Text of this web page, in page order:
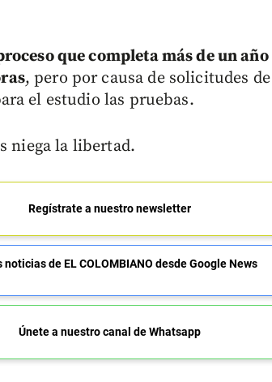
que completa más de un año
, pero por causa de solicitudes
el estudio las pruebas.
niega la libertad.
Regístrate a nuestro newsletter
noticias de EL COLOMBIANO desde Google News
Únete a nuestro canal de Whatsapp